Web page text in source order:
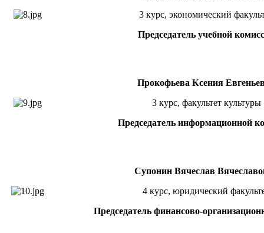
3 курс, экономический
Председатель учебной
Прокофьева Ксения
3 курс, факультет культуры
Председатель информационной
Супонин Вячеслав
4 курс, юридический
Председатель финансово-